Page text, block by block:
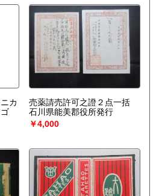
カ
売薬請売許可之證２点一括
石川県能美郡役所発行
￥4,000